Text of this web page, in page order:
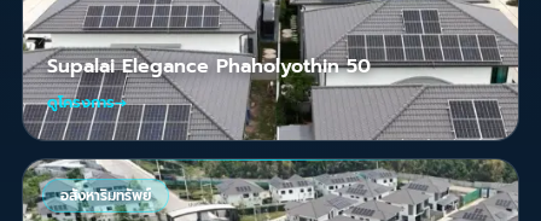
Supalai Elegance Phaholyothin 50
ดูโครงการ→
อสังหาริมทรัพย์